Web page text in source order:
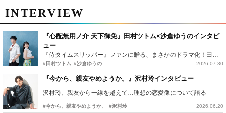
INTERVIEW
『心配無用ノ介 天下御免』田村ツトム×沙倉ゆうのインタビ
ュー
『侍タイムスリッパー』ファンに贈る、まさかのドラマ化！田村ツトム×沙倉ゆうのが語る『心配無用ノ介』撮影秘話
#田村ツトム #沙倉ゆうの 2026.07.30
『今から、親友やめようか。』沢村玲インタビュー
沢村玲、親友から一線を越えて…理想の恋愛像について語る
#今から、親友やめようか。 #沢村玲 2026.06.20